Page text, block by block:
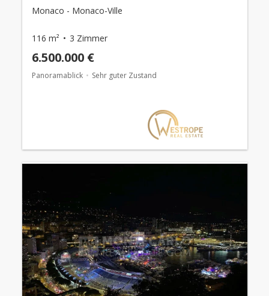
Monaco - Monaco-Ville
116 m² 3 Zimmer
6.500.000 €
Panoramablick Sehr guter Zustand